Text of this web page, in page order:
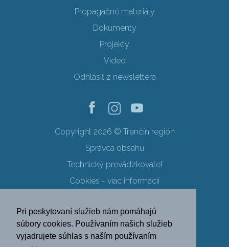
Pri poskytovaní služieb nám pomáhajú
súbory cookies. Používaním našich služieb
vyjadrujete súhlas s naším používaním
Propagačné materiály
Dokumenty
Projekty
Video
Odhlásiť z newslettera
Copyright 2026 © Trenčín región
Správca obsahu
Technický prevádzkovateľ
Cookies - viac informácií
Ochrana osobných údajov
SK EN DE PL